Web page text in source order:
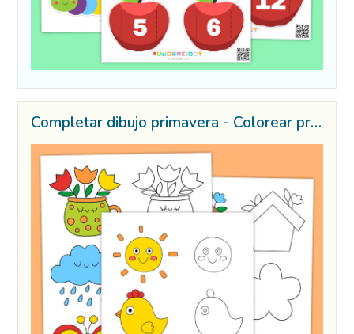
Completar dibujo primavera - Colorear primavera ejemplo